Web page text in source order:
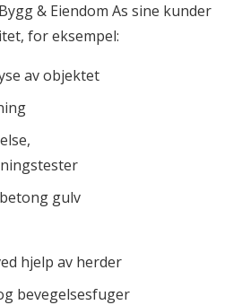
& Eiendom As sine kunder
for eksempel:
av objektet
gulv
hjelp av herder
bevegelsesfuger